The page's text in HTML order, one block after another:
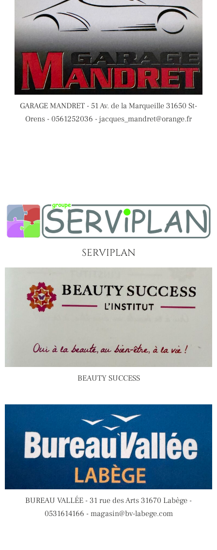
GARAGE MANDRET - 51 Av. de la Marqueille 31650 St-
Orens - 0561252036 - jacques_mandret@orange.fr
SERVIPLAN
BEAUTY SUCCESS
BUREAU VALLÉE - 31 rue des Arts 31670 Labège -
0531614166 - magasin@bv-labege.com